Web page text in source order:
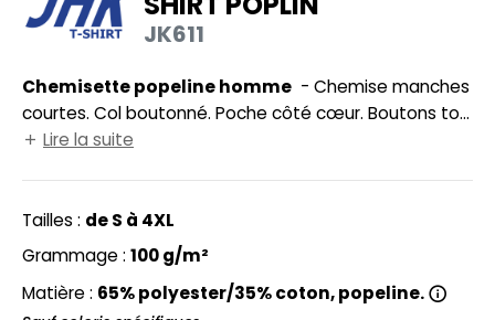
VISIBILITE
MODULABLES
LABEL / TEAR AWAY
SI ON L'APPELAIT FRANCIS
BY PROMODORO
HALES
ROW
JK611
Chemisette popeline homme
courtes. Col boutonné. Poche côté cœur. Boutons ton
sur ton.
Lire la suite
Tailles : de S à 4XL
Grammage : 100 g/m²
Matière : 65% polyester/35% coton, popeline.